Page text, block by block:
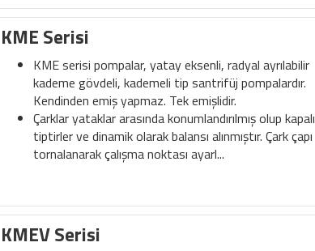
KME Serisi
KME serisi pompalar, yatay eksenli, radyal ayrılabilir
kademe gövdeli, kademeli tip santrifüj pompalardır.
Kendinden emiş yapmaz. Tek emişlidir.
Çarklar yataklar arasında konumlandırılmış olup kapalı
tiptirler ve dinamik olarak balansı alınmıştır. Çark çapı
tornalanarak çalışma noktası ayarl...
KMEV Serisi